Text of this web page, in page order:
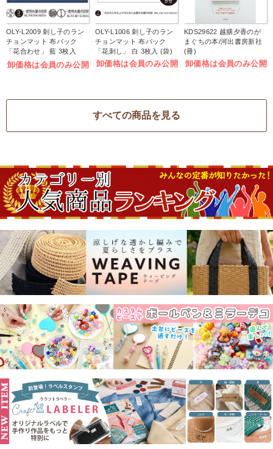
OLY-L2009 刺し子のラン
チョンマット 布パック
「花合わせ」 藍 3枚入
(袋)
卸価格は会員のみ公開
OLY-L1006 刺し子のラン
チョンマット 布パック
「花刺し」 白 3枚入 (袋)
卸価格は会員のみ公開
KDS29622 越膳夕香のが
まぐちの本/河出書房新社
(冊)
卸価格は会員のみ公開
すべての商品を見る